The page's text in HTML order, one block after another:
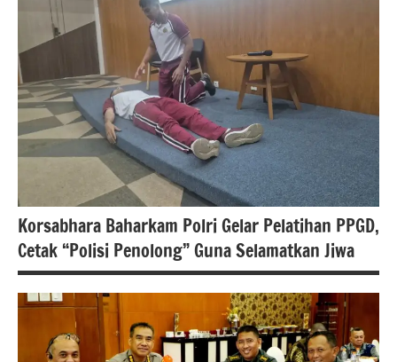
berita
nasional
Korsabhara Baharkam Polri Gelar Pelatihan PPGD,
Cetak “Polisi Penolong” Guna Selamatkan Jiwa
jakarta